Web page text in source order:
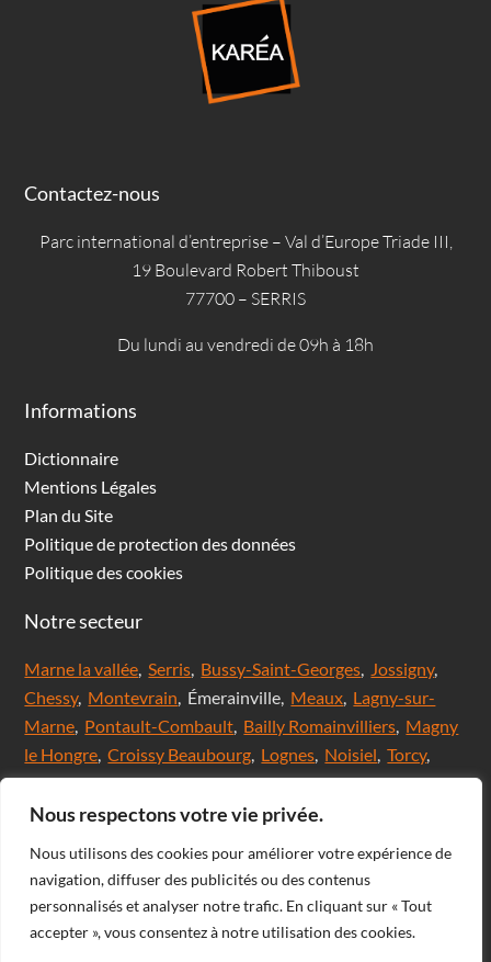
Nous respectons votre vie privée.
Nous utilisons des cookies pour améliorer votre expérience de
navigation, diffuser des publicités ou des contenus
personnalisés et analyser notre trafic. En cliquant sur « Tout
accepter », vous consentez à notre utilisation des cookies.
Contactez-nous
Parc international d’entreprise – Val d’Europe Triade III,
19 Boulevard Robert Thiboust
77700 – SERRIS
Du lundi au vendredi de 09h à 18h
Informations
Dictionnaire
Mentions Légales
Plan du Site
Politique de protection des données
Politique des cookies
Notre secteur
Marne la vallée,Serris, Bussy-Saint-Georges, Jossigny,
Chessy, Montevrain, Émerainville, Meaux, Lagny-sur-
Marne, Pontault-Combault, Bailly Romainvilliers, Magny
le Hongre,Croissy Beaubourg, Lognes, Noisiel,Torcy,
Chanteloup en brie,Saint Thibault des Vignes,Val
d'Europe,Coupvray , Chalifert, Esbly, Thorigny,
comte Robert, Ferrières en Brie, Nangis, Villeneuve-Le-
Comte, Meaux, Mareuil les Meaux, Nanteuil les Meaux,
Roissy-En-Brie, Champs-sur-Marne, Noisiel, Chelles,